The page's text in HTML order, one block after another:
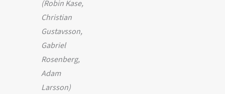
(Robin Kase,
Christian
Gustavsson,
Gabriel
Rosenberg,
Adam
Larsson)